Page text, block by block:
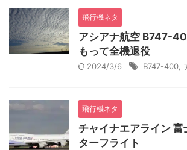
飛行機ネタ
アシアナ航空 B747-
もって全機退役
2024/3/6 B747-400
飛行機ネタ
チャイナエアライン 富
ターフライト